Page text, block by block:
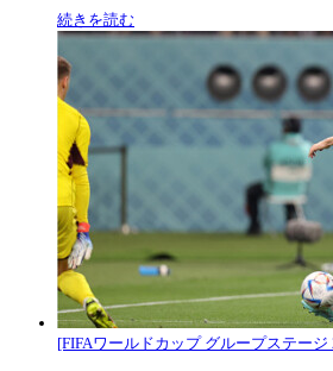
続きを読む
[FIFAワールドカップ グループステー